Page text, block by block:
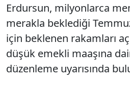
Erdursun, milyonlarca
merakla beklediği
için beklenen rakamları
düşük emekli maaşına
düzenleme uyarısında